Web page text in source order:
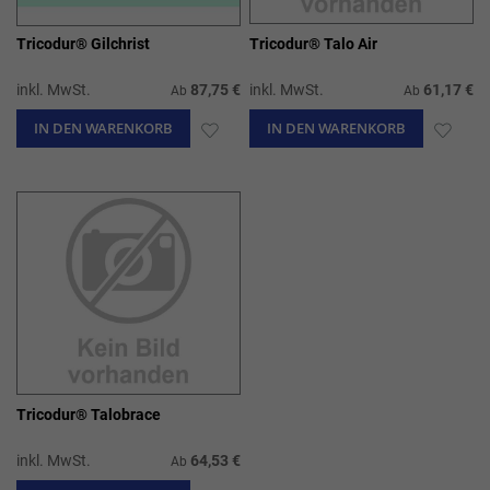
Tricodur® Gilchrist
inkl. MwSt. Ab 87,75 €
IN DEN WARENKORB ZUR
Tricodur® Talo Air
inkl. MwSt. Ab 61,17 €
IN DEN WARENKORB ZUR
Tricodur® Talobrace
inkl. MwSt. Ab 64,53 €